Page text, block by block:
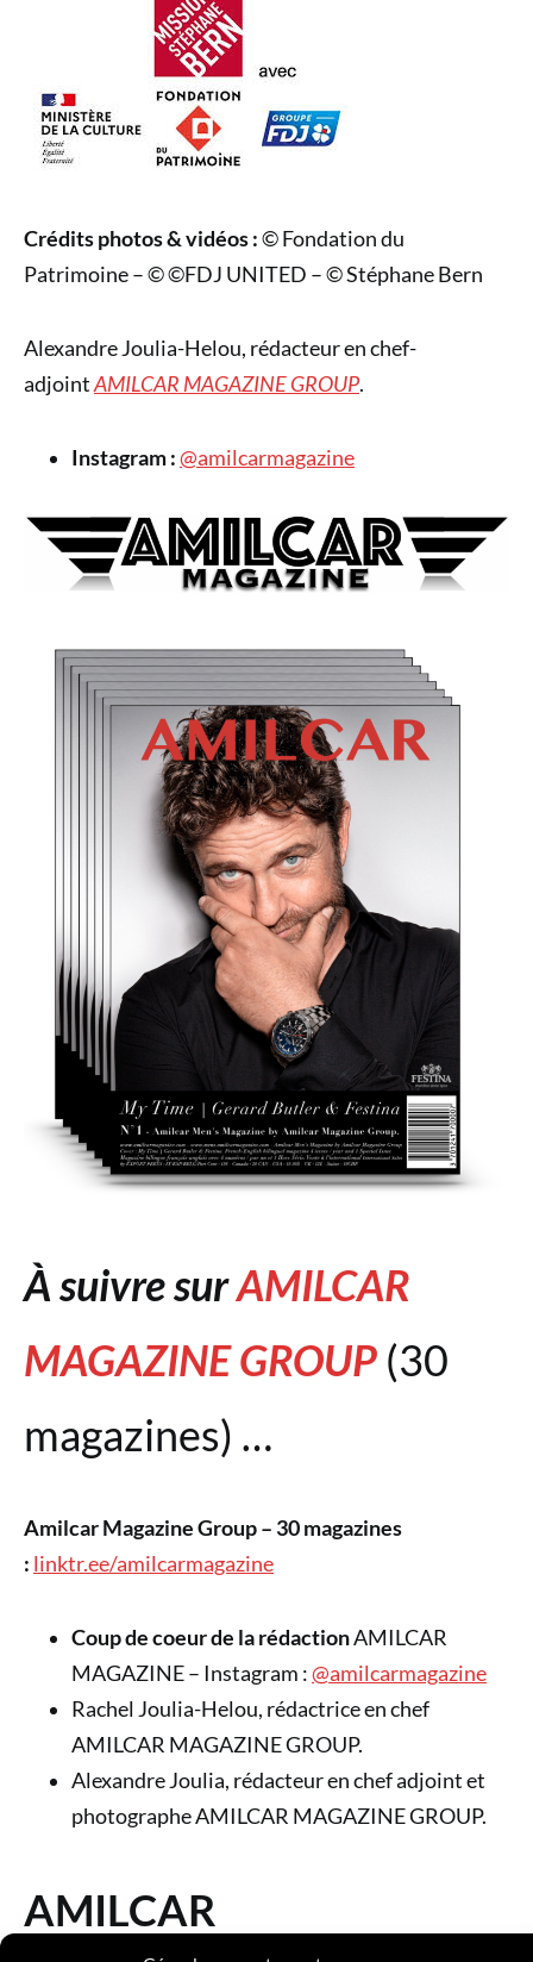
Crédits photos & vidéos :© Fondation du
Patrimoine – © ©FDJ UNITED – © Stéphane Bern
Alexandre Joulia-Helou, rédacteur en chef-
adjointAMILCAR MAGAZINE GROUP.
Instagram :@amilcarmagazine
À suivre surAMILCAR
MAGAZINE GROUP (30
magazines) …
Amilcar Magazine Group – 30 magazines
: linktr.ee/amilcarmagazine
Coup de coeur de la rédactionAMILCAR
MAGAZINE – Instagram :@amilcarmagazine
Rachel Joulia-Helou, rédactrice en chef
AMILCAR MAGAZINE GROUP.
Alexandre Joulia, rédacteur en chef adjoint et
photographe AMILCAR MAGAZINE GROUP.
AMILCAR